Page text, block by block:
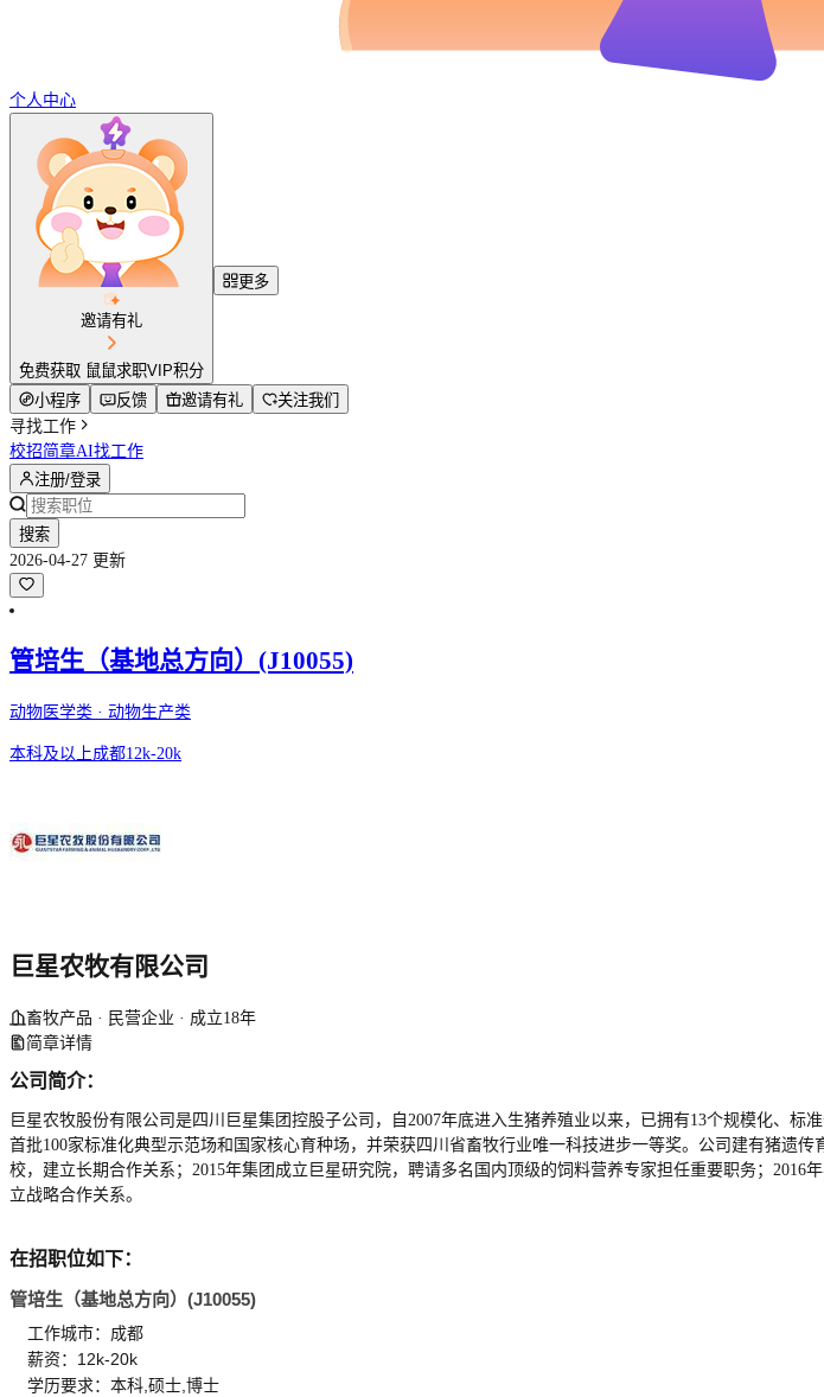
个人中心
邀请有礼
免费获取 鼠鼠求职VIP积分
更多
小程序 反馈 邀请有礼
关注我们
寻找工作
校招简章AI找工作
注册/登录
搜索
2026-04-27 更新
管培生（基地总方向）(J10055)
动物医学类 · 动物生产类
本科及以上成都12k-20k
巨星农牧有限公司
畜牧产品 · 民营企业 · 成立18年
简章详情
公司简介：
巨星农牧股份有限公司是四川巨星集团控股子公司，自2007年底进入生猪养殖业以来，已拥有13个规模化、
首批100家标准化典型示范场和国家核心育种场，并荣获四川省畜牧行业唯一科技进步一等奖。公司建有猪遗
校，建立长期合作关系；2015年集团成立巨星研究院，聘请多名国内顶级的饲料营养专家担任重要职务；
立战略合作关系。
在招职位如下：
管培生（基地总方向）(J10055)
工作城市：成都
薪资：12k-20k
学历要求：本科,硕士,博士